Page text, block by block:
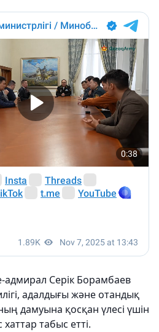
адмирал Серік Борамбаев
адалдығы және отандық
дамуына қосқан үлесі үшін
табыс етті.